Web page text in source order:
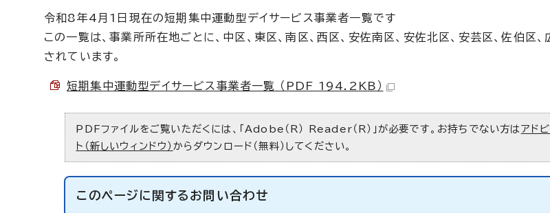
令和8年4月1日現在の短期集中運動型デイサービス事業者一覧です
この一覧は、事業所所在地ごとに、中区、東区、南区、西区、安佐南区、安佐北区、安芸区、佐伯区
されています。
短期集中運動型デイサービス事業者一覧 （PDF 194.2KB）
PDFファイルをご覧いただくには、「Adobe（R） Reader（R）」が必要です。お持ちでない方は アド
ト（新しいウィンドウ） からダウンロード（無料）してください。
このページに関する お問い合わせ